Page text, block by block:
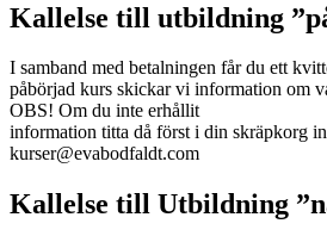
Kallelse till utbildning
I samband med betalningen får du ett
påbörjad kurs skickar vi information om
OBS! Om du inte erhållit
information titta då först i din skräpkorg
kurser@evabodfaldt.com
Kallelse till Utbildning